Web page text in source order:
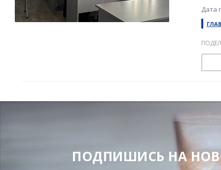
Дата
ПОДПИШИСЬ НА